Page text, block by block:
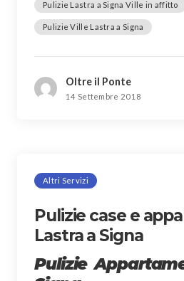
Pulizie Lastra a Signa Ville in affitto
Pulizie Ville Lastra a Signa
Oltre il Ponte
14 Settembre 2018
Altri Servizi
Pulizie case e
Lastra a Signa
Pulizie